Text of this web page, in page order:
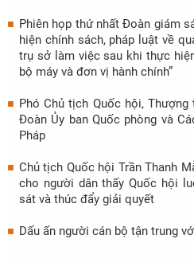
Phiên họp thứ nhất Đoàn giám
hiện chính sách, pháp luật về
trụ sở làm việc sau khi thực
bộ máy và đơn vị hành chính”
Phó Chủ tịch Quốc hội,
Đoàn Ủy ban Quốc phòng và
Pháp
Chủ tịch Quốc hội Trần Thanh
cho người dân thấy Quốc hội
sát và thúc đẩy giải quyết
Dấu ấn người cán bộ tận trung